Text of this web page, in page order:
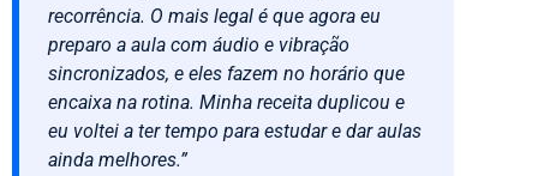
recorrência. O mais legal é que agora eu
preparo a aula com áudio e vibração
sincronizados, e eles fazem no horário que
encaixa na rotina. Minha receita duplicou e
eu voltei a ter tempo para estudar e dar aulas
ainda melhores.”